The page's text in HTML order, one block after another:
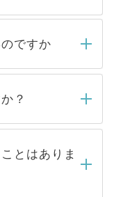
ですか
社担当者がご
ールもしくは
はご連絡をせて
お待ちくださ
？
ている求人の
らご覧いただ
非公開求人は
は公開してい
とはありま